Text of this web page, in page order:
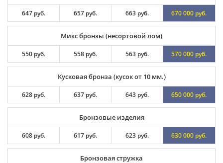
647 руб. 657 руб. 663 руб. 670 000 руб.
Микс бронзы (несортовой лом)
550 руб. 558 руб. 563 руб. 570 000 руб.
Кусковая бронза (кусок от 10 мм.)
628 руб. 637 руб. 643 руб. 650 000 руб.
Бронзовые изделия
608 руб. 617 руб. 623 руб. 630 000 руб.
Бронзовая стружка